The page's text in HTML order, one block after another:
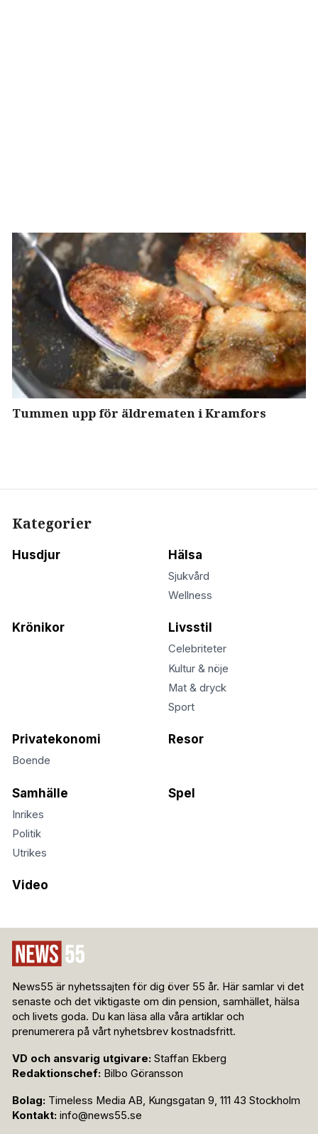
Tummen upp för äldrematen i Kramfors
Kategorier
Husdjur Hälsa
Sjukvård
Wellness
Krönikor Livsstil
Celebriteter
Kultur & nöje
Mat & dryck
Sport
Privatekonomi
Boende
Resor
Samhälle
Inrikes
Politik
Utrikes
Spel
Video
News55 är nyhetssajten för dig över 55 år. Här samlar vi det
senaste och det viktigaste om din pension, samhället, hälsa
och livets goda. Du kan läsa alla våra artiklar och
prenumerera på vårt nyhetsbrev kostnadsfritt.
VD och ansvarig utgivare: Staffan Ekberg
Redaktionschef: Bilbo Göransson
Bolag: Timeless Media AB, Kungsgatan 9, 111 43 Stockholm
Kontakt: info@news55.se